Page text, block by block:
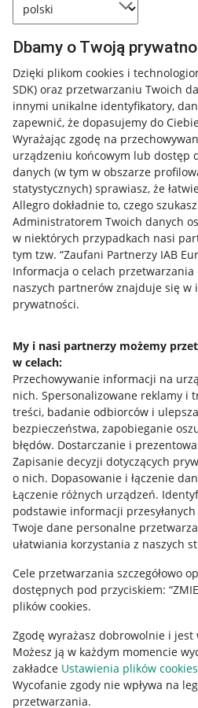
Dbamy o Twoją
Dzięki plikom cookies i
SDK) oraz przetwarzaniu Twoich
innymi unikalne identyfikatory,
zapewnić, że dopasujemy do
Wyrażając zgodę na
urządzeniu końcowym lub dostęp
danych (w tym w obszarze
statystycznych) sprawiasz, że
Allegro dokładnie to, czego
Administratorem Twoich danych
w niektórych przypadkach nasi
tym tzw. “Zaufani Partnerzy IAB
Informacja o celach
naszych partnerów znajduje się w
prywatności.
My i nasi partnerzy możemy
w celach:
Przechowywanie informacji na
nich. Spersonalizowane reklamy i
treści, badanie odbiorców i
bezpieczeństwa, zapobieganie
błędów. Dostarczanie i
Zapisanie decyzji dotyczących
o nich. Dopasowanie i łączenie
Łączenie różnych urządzeń.
podstawie informacji
Twoje dane personalne
ułatwiania korzystania z naszych
Cele przetwarzania szczegółowo
dostępnych pod przyciskiem:
plików cookies.
Zgodę wyrażasz dobrowolnie i jest
Możesz ją w każdym momencie
zakładce Ustawienia plików cookies
Wycofanie zgody nie wpływa na
przetwarzania.
Przydatne informacje
Jak to działa
Allegro Gadane dla sprzedających
Allegro Gadane dla kupujących
Mapa miejscowości
Informacje prawne
Regulamin
Polityka plików "cookies"
Ustawienia plików "cookies"
Udostępnianie lokalizacji
Informacje dla Aktu o Usługach
Pobierz aplikację